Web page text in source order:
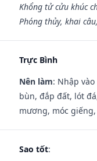
Khổng tử cửu khúc
Phóng thủy, khai
Trực Bình
Nên làm: Nhập
bùn, đắp đất, lót
mương, móc
Sao tốt: